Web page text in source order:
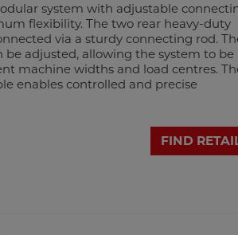
system with adjustable
flexibility. The two rear heavy-duty
via a sturdy connecting rod.
adjusted, allowing the system to be
machine widths and load centres.
enables controlled and precise
FIND